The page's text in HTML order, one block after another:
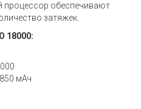
процессор обеспечивают
затяжек.
18000:
мАч